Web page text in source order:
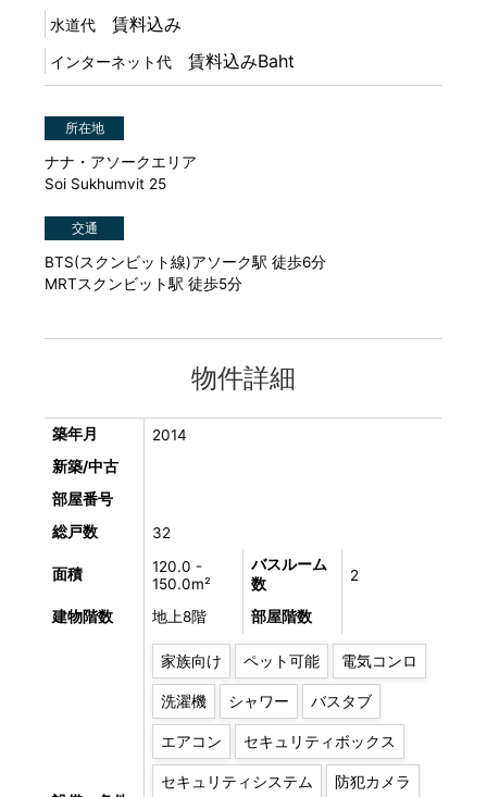
水道代 賃料込み
インターネット代 賃料込みBaht
所在地
ナナ・アソークエリア
Soi Sukhumvit 25
交通
BTS(スクンビット線)アソーク駅 徒歩6分
MRTスクンビット駅 徒歩5分
物件詳細
築年月
2014
新築/中古
部屋番号
総戸数
32
面積
120.0 -
150.0m²
バスルーム
数
2
建物階数 地上8階 部屋階数
家族向け ペット可能 電気コンロ
洗濯機 シャワー バスタブ
エアコン セキュリティボックス
セキュリティシステム 防犯カメラ